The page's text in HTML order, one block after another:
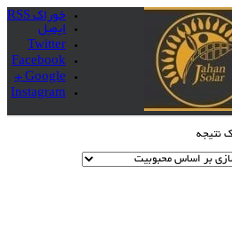
خوراک RSS
ایمیل
Twitter
Facebook
Google +
Instagram
نتیجه